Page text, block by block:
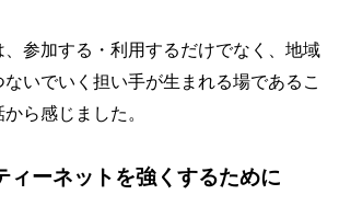
参加する・利用するだけでなく、地域
いでいく担い手が生まれる場であるこ
ら感じました。
ィーネットを強くするために